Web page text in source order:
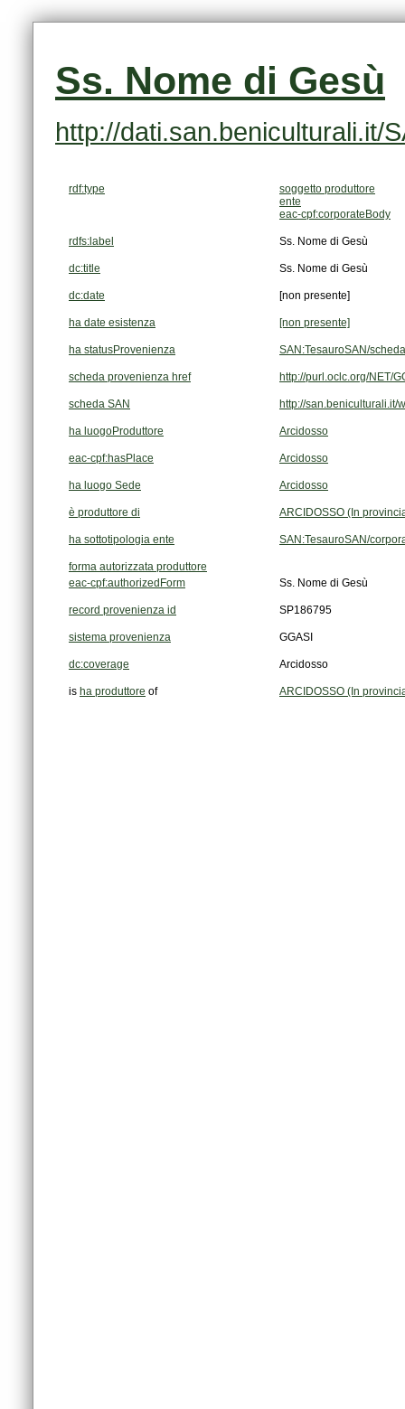
Ss. Nome di Gesù
http://dati.san.beniculturali.it/
rdf:type
soggetto produttore
ente
eac-cpf:corporateBody
rdfs:label Ss. Nome di Gesù
dc:title Ss. Nome di Gesù
dc:date [non presente]
ha date esistenza [non presente]
ha statusProvenienza SAN:TesauroSAN/
scheda provenienza href http://purl.oclc.org/NET/
scheda SAN http://san.beniculturali.it/
ha luogoProduttore Arcidosso
eac-cpf:hasPlace Arcidosso
ha luogo Sede Arcidosso
è produttore di ARCIDOSSO (In
ha sottotipologia ente SAN:TesauroSAN/
forma autorizzata produttore
eac-cpf:authorizedForm
Ss. Nome di Gesù
record provenienza id SP186795
sistema provenienza GGASI
dc:coverage Arcidosso
is ha produttore of ARCIDOSSO (In